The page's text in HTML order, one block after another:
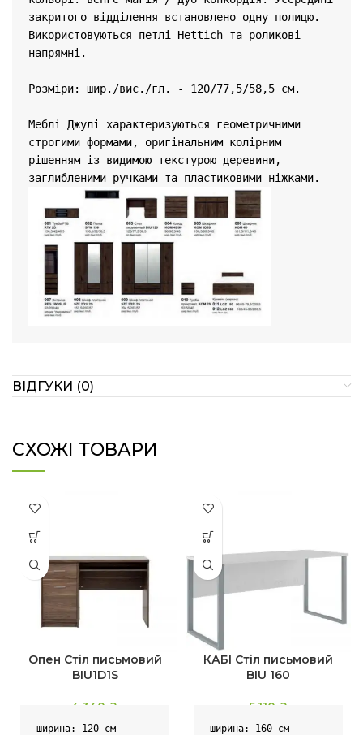
закритого відділення встановлено одну полицю.
Використовуються петлі Hettich та роликові
напрямні.
Розміри: шир./вис./гл. - 120/77,5/58,5 см.
Меблі Джулі характеризуються геометричними
строгими формами, оригінальним колірним
рішенням із видимою текстурою деревини,
ВІДГУКИ (0)
СХОЖІ ТОВАРИ
Опен Стіл письмовий
BIU1D1S
4,340 ₴
ширина: 120 см
КАБІ Стіл письмовий
BIU 160
5,110 ₴
ширина: 160 см